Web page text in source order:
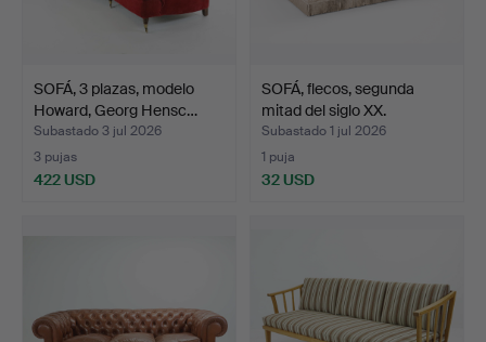
SOFÁ, 3 plazas, modelo
Howard, Georg Hensc…
Subastado 3 jul 2026
3 pujas
422 USD
SOFÁ, flecos, segunda
mitad del siglo XX.
Subastado 1 jul 2026
1 puja
32 USD